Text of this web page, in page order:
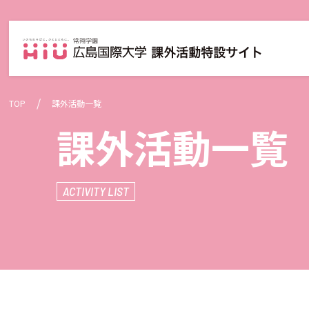
強化指定団体
TOP 課外活動一覧
課外活動一覧
ACTIVITY LIST